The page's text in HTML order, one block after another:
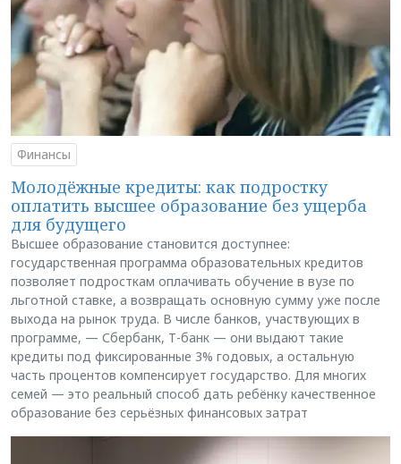
Финансы
Молодёжные кредиты: как подростку
оплатить высшее образование без ущерба
для будущего
Высшее образование становится доступнее:
государственная программа образовательных кредитов
позволяет подросткам оплачивать обучение в вузе по
льготной ставке, а возвращать основную сумму уже после
выхода на рынок труда. В числе банков, участвующих в
программе, — Сбербанк, Т-банк — они выдают такие
кредиты под фиксированные 3% годовых, а остальную
часть процентов компенсирует государство. Для многих
семей — это реальный способ дать ребёнку качественное
образование без серьёзных финансовых затрат